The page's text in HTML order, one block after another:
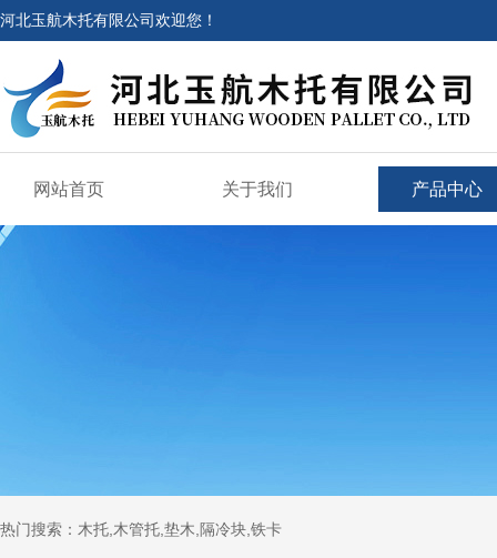
河北玉航木托有限公司欢迎您！
网站首页 关于我们 产品中心
热门搜索：木托,木管托,垫木,隔冷块,铁卡